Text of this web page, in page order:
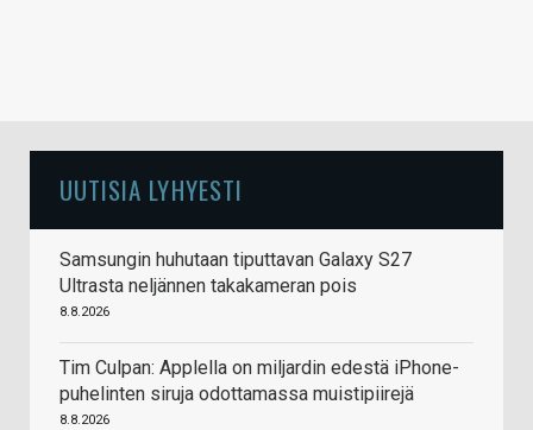
UUTISIA LYHYESTI
Samsungin huhutaan tiputtavan Galaxy S27
Ultrasta neljännen takakameran pois
8.8.2026
Tim Culpan: Applella on miljardin edestä iPhone-
puhelinten siruja odottamassa muistipiirejä
8.8.2026